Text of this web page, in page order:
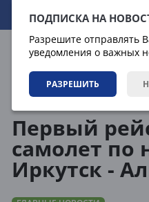
ПОДПИСКА НА
Разрешите отправлять
уведомления о важных
РАЗРЕШИТЬ
08.08.2026 14:00:15
Первый
самолет по
Иркутск -